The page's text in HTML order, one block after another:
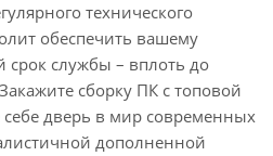
технического
обеспечить вашему
службы – вплоть до
сборку ПК с топовой
себе дверь в мир современных
дополненной